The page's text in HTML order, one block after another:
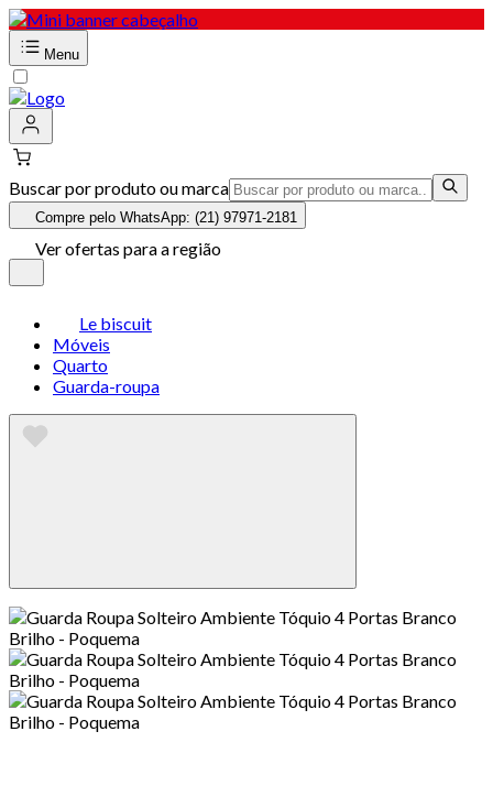
Menu
Buscar por produto ou marca
Compre pelo WhatsApp: (21) 97971-2181
Ver ofertas para a região
Le biscuit
Móveis
Quarto
Guarda-roupa